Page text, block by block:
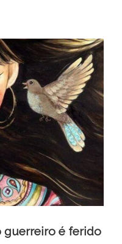
guerreiro é ferido